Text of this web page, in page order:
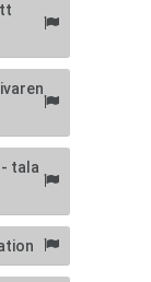
tala